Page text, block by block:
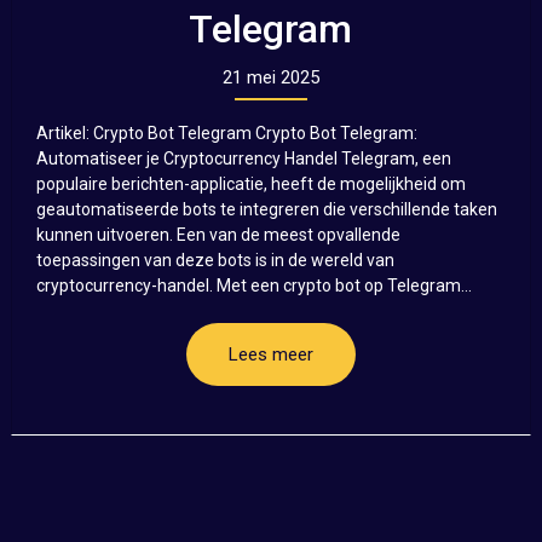
Telegram
21 mei 2025
Artikel: Crypto Bot Telegram Crypto Bot Telegram:
Automatiseer je Cryptocurrency Handel Telegram, een
populaire berichten-applicatie, heeft de mogelijkheid om
geautomatiseerde bots te integreren die verschillende taken
kunnen uitvoeren. Een van de meest opvallende
toepassingen van deze bots is in de wereld van
cryptocurrency-handel. Met een crypto bot op Telegram...
Lees meer